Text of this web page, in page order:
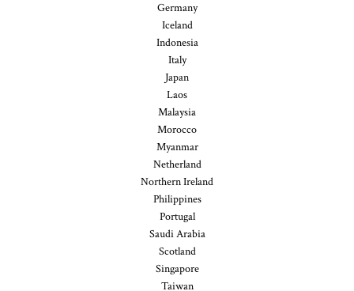
Germany
Iceland
Indonesia
Italy
Japan
Laos
Malaysia
Morocco
Myanmar
Netherland
Northern Ireland
Philippines
Portugal
Saudi Arabia
Scotland
Singapore
Taiwan